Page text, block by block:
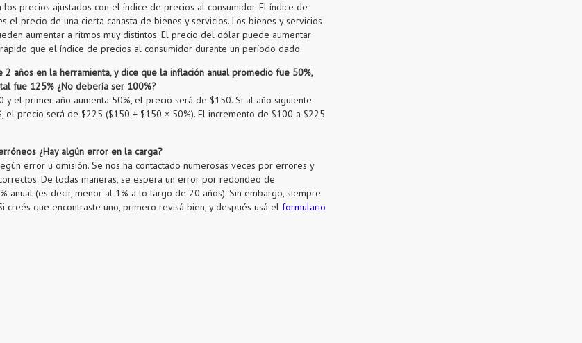
los precios ajustados con el índice de precios al consumidor. El índice de
el precio de una cierta canasta de bienes y servicios. Los bienes y servicios
aumentar a ritmos muy distintos. El precio del dólar puede aumentar
que el índice de precios al consumidor durante un período dado.
años en la herramienta, y dice que la inflación anual promedio fue 50%,
fue 125% ¿No debería ser 100%?
y el primer año aumenta 50%, el precio será de $150. Si al año siguiente
el precio será de $225 ($150 + $150 × 50%). El incremento de $100 a $225
¿Hay algún error en la carga?
error u omisión. Se nos ha contactado numerosas veces por errores y
De todas maneras, se espera un error por redondeo de
anual (es decir, menor al 1% a lo largo de 20 años). Sin embargo, siempre
creés que encontraste uno, primero revisá bien, y después usá el formulario